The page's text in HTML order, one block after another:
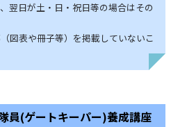
翌日が土・日・祝日等の場合はその
図表や冊子等）を掲載していないこ
員(ゲートキーパー)養成講座